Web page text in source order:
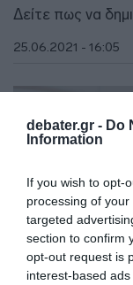
debater.gr - Do
Information
If you wish to opt-
processing of
targeted
section to confirm
opt-out request is
interest-based
Δείτε πως να
25.06.2021 - 16:05